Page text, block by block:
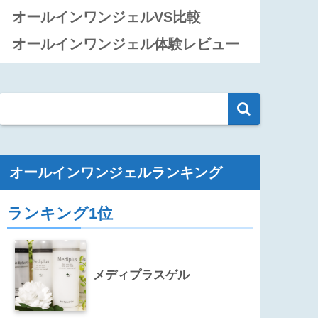
オールインワンジェルVS比較
オールインワンジェル体験レビュー
オールインワンジェルランキング
ランキング1位
メディプラスゲル